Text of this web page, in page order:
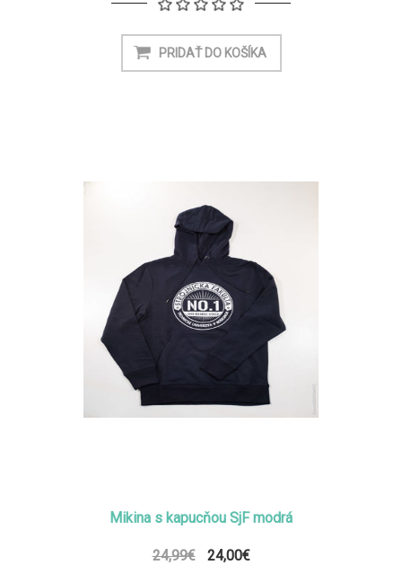
Mikina s kapucňou SjF modrá
24,99€ 24,00€